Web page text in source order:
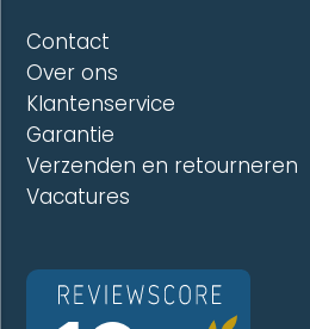
Contact
Over ons
Klantenservice
Garantie
Verzenden en retourneren
Vacatures